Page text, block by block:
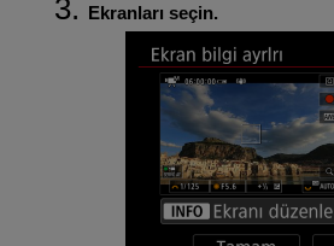
Ekranları seçin.